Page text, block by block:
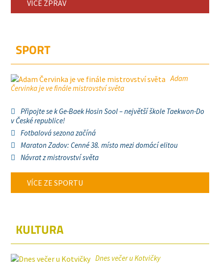
VÍCE ZPRÁV
SPORT
Adam
Červinka je ve finále mistrovství světa
Připojte se k Ge-Baek Hosin Sool – největší škole Taekwon-Do
v České republice!
Fotbalová sezona začíná
Maraton Zadov: Cenné 38. místo mezi domácí elitou
Návrat z mistrovství světa
VÍCE ZE SPORTU
KULTURA
Dnes večer u Kotvičky